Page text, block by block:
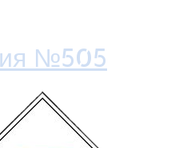
№505